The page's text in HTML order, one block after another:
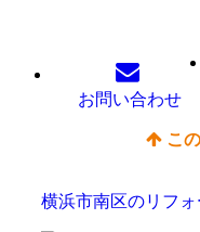
お問い合わせ
こ
横浜市南区のリフ